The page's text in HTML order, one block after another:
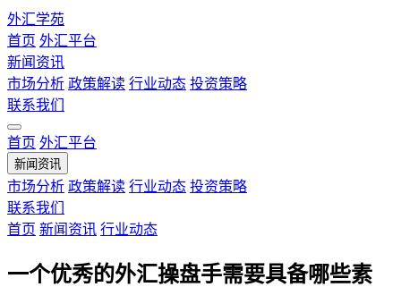
外汇学苑
首页 外汇平台
新闻资讯
市场分析 政策解读 行业动态 投资策略
联系我们
首页 外汇平台
新闻资讯
市场分析 政策解读 行业动态 投资策略
联系我们
首页 新闻资讯 行业动态
一个优秀的外汇操盘手需要具备哪些素